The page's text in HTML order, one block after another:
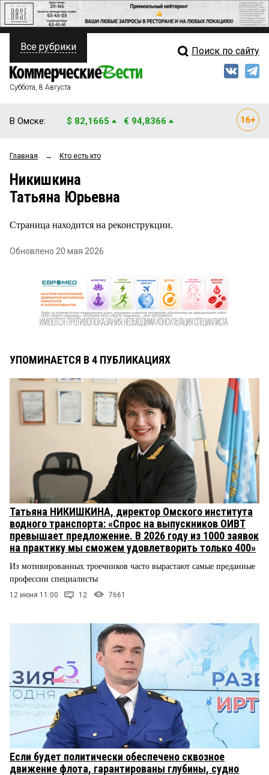
ПОЛИТИКА
ФИНАНСЫ
ОБЩЕСТВО
ЗАКОН
Свежий выпуск
Все рубрики Поиск по сайту
Суббота, 8 Августа
В Омске: $ 82,1665 € 94,8366
Главная → Кто есть кто
Никишкина
Татьяна Юрьевна
Страница находится на реконструкции.
Обновлено 20 мая 2026
УПОМИНАЕТСЯ В 4 ПУБЛИКАЦИЯХ
Татьяна НИКИШКИНА, директор Омского института
водного транспорта: «Спрос на выпускников ОИВТ
превышает предложение. В 2026 году из 1000 заявок
на практику мы сможем удовлетворить только 400»
Из мотивированных троечников часто вырастают самые преданные
профессии специалисты
12 июня 11:00 12 7661
Если будет политически обеспечено сквозное
движение флота, гарантированы глубины, судно